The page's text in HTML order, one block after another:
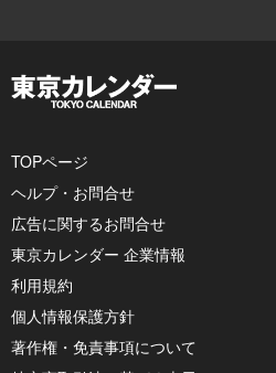
TOPページ
ヘルプ・お問合せ
広告に関するお問合せ
東京カレンダー 企業情報
利用規約
個人情報保護方針
著作権・免責事項について